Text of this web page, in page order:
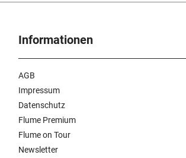
Informationen
AGB
Impressum
Datenschutz
Flume Premium
Flume on Tour
Newsletter